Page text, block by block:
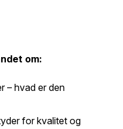
om:
– hvad er den
for kvalitet og